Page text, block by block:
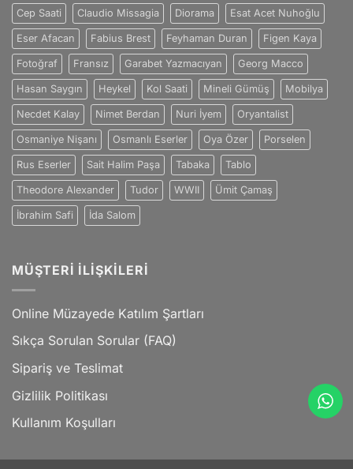
için
Cep Saati Claudio Missagia Diorama Esat Acet Nuhoğlu
Eser Afacan Fabius Brest Feyhaman Duran Figen Kaya
Fotoğraf Fransız Garabet Yazmacıyan Georg Macco
Hasan Saygın Heykel Kol Saati Mineli Gümüş Mobilya
Necdet Kalay Nimet Berdan Nuri İyem Oryantalist
Osmaniye Nişanı Osmanlı Eserler Oya Özer Porselen
Rus Eserler Sait Halim Paşa Tabaka Tablo
Theodore Alexander Tudor WWII Ümit Çamaş
İbrahim Safi İda Salom
MÜŞTERI İLIŞKILERI
Online Müzayede Katılım Şartları
Sıkça Sorulan Sorular (FAQ)
Sipariş ve Teslimat
Gizlilik Politikası
Kullanım Koşulları